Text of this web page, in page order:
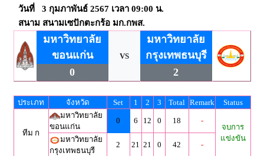
วันที่ 3 กุมภาพันธ์ 2567 เวลา 09:00 น.
สนาม สนามเซปักตะกร้อ มก.กพส.
มหาวิทยาลัย
ขอนแก่น
VS
มหาวิทยาลัย
กรุงเทพธนบุรี
0
2
ประเภท จังหวัด Set 1 2 3 Total Remark Status
ทีม ก
มหาวิทยาลัย
ขอนแก่น
0 6 12 0 18 -
จบการ
แข่งขัน
มหาวิทยาลัย
กรุงเทพธนบุรี
2 21 21 0 42 -